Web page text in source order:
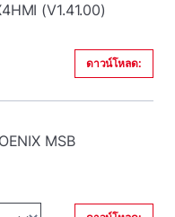
(V1.41.00)
ดาวน์โหลด:
MSB